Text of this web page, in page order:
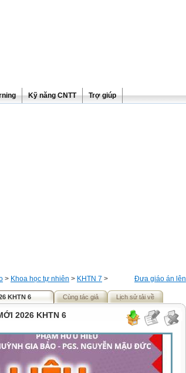
Kỹ năng CNTT Trợ giúp
Đưa giáo án lên
> Khoa học tự nhiên > KHTN 7 >
KHTN 6 Cùng tác giả Lịch sử tải về
2026 KHTN 6